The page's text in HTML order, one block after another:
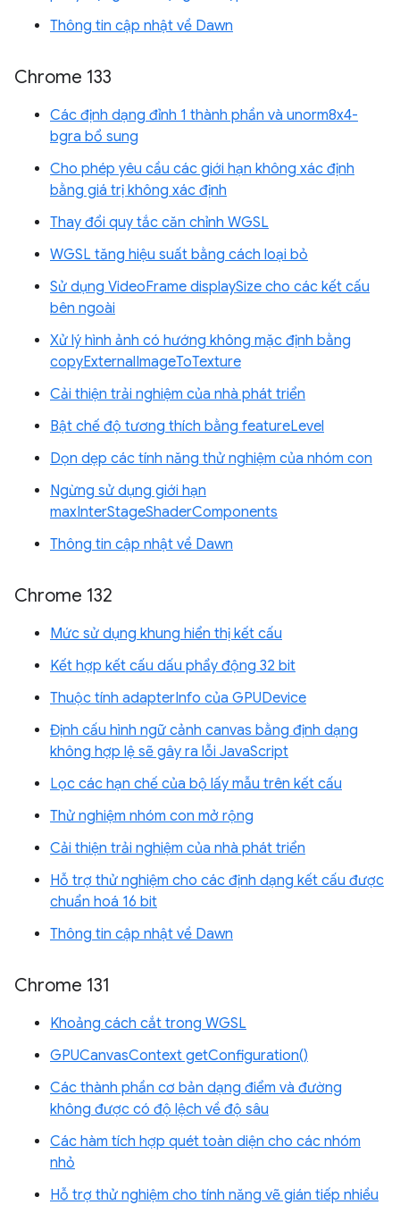
Thông tin cập nhật về Dawn
Chrome 133
Các định dạng đỉnh 1 thành phần và unorm8x4-
bgra bổ sung
Cho phép yêu cầu các giới hạn không xác định
bằng giá trị không xác định
Thay đổi quy tắc căn chỉnh WGSL
WGSL tăng hiệu suất bằng cách loại bỏ
Sử dụng VideoFrame displaySize cho các kết cấu
bên ngoài
Xử lý hình ảnh có hướng không mặc định bằng
copyExternalImageToTexture
Cải thiện trải nghiệm của nhà phát triển
Bật chế độ tương thích bằng featureLevel
Dọn dẹp các tính năng thử nghiệm của nhóm con
Ngừng sử dụng giới hạn
maxInterStageShaderComponents
Thông tin cập nhật về Dawn
Chrome 132
Mức sử dụng khung hiển thị kết cấu
Kết hợp kết cấu dấu phẩy động 32 bit
Thuộc tính adapterInfo của GPUDevice
Định cấu hình ngữ cảnh canvas bằng định dạng
không hợp lệ sẽ gây ra lỗi JavaScript
Lọc các hạn chế của bộ lấy mẫu trên kết cấu
Thử nghiệm nhóm con mở rộng
Cải thiện trải nghiệm của nhà phát triển
Hỗ trợ thử nghiệm cho các định dạng kết cấu được
chuẩn hoá 16 bit
Thông tin cập nhật về Dawn
Chrome 131
Khoảng cách cắt trong WGSL
GPUCanvasContext getConfiguration()
Các thành phần cơ bản dạng điểm và đường
không được có độ lệch về độ sâu
Các hàm tích hợp quét toàn diện cho các nhóm
nhỏ
Hỗ trợ thử nghiệm cho tính năng vẽ gián tiếp nhiều